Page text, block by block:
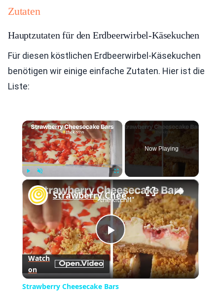
Zutaten
Hauptzutaten für den Erdbeerwirbel-Käsekuchen
Für diesen köstlichen Erdbeerwirbel-Käsekuchen
benötigen wir einige einfache Zutaten. Hier ist die
Liste:
×
Now Playing
×
Play
Video
Strawberry Cheesecake Bars
Watch
on
Strawberry Cheesecake Bars